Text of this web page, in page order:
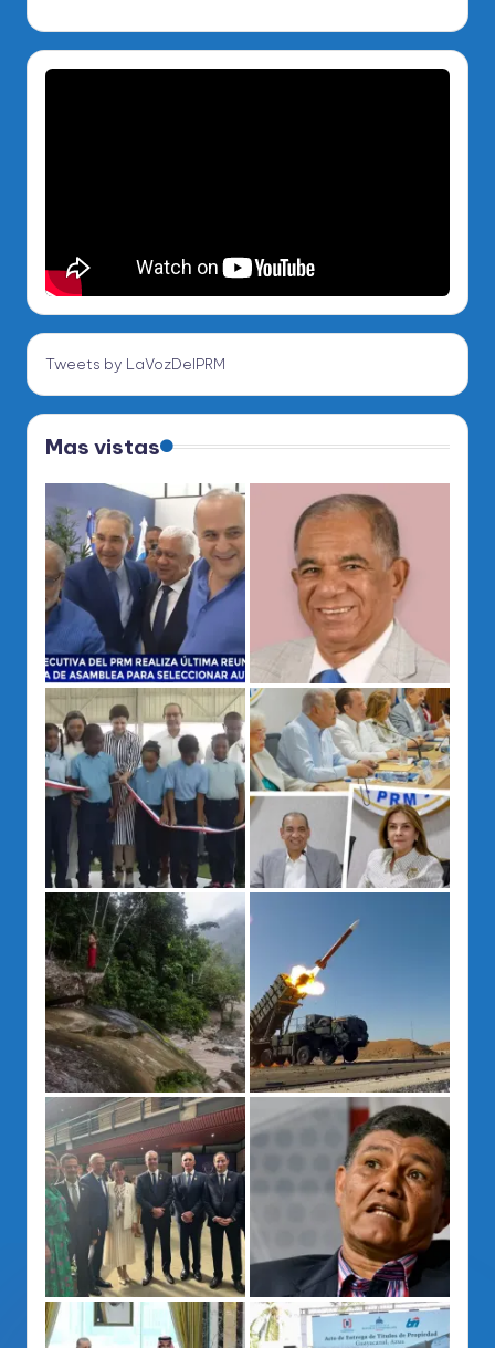
Tweets by LaVozDelPRM
Mas vistas